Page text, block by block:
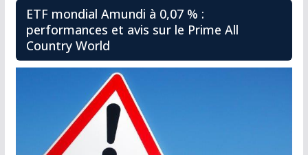
ETF mondial Amundi à 0,07 % :
performances et avis sur le Prime All
Country World